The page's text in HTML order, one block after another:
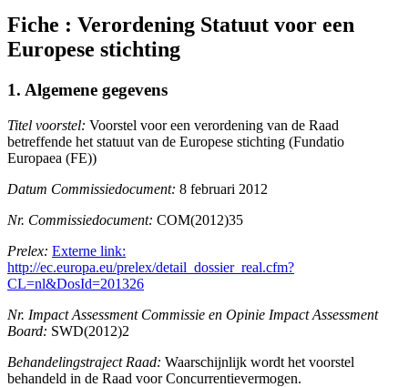
Fiche : Verordening Statuut voor een
Europese stichting
1. Algemene gegevens
Titel voorstel: Voorstel voor een verordening van de Raad
betreffende het statuut van de Europese stichting (Fundatio
Europaea (FE))
Datum Commissiedocument: 8 februari 2012
Nr. Commissiedocument: COM(2012)35
Prelex: Externe link:
http://ec.europa.eu/prelex/detail_dossier_real.cfm?
CL=nl&DosId=201326
Nr. Impact Assessment Commissie en Opinie Impact Assessment
Board: SWD(2012)2
Behandelingstraject Raad: Waarschijnlijk wordt het voorstel
behandeld in de Raad voor Concurrentievermogen.